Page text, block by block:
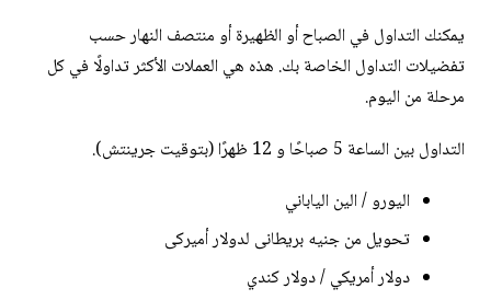
يمكنك التداول في الصباح أو الظهيرة أو منتصف النهار حسب
تفضيلات التداول الخاصة بك. هذه هي العملات الأكثر تداولًا في كل
مرحلة من اليوم.
التداول بين الساعة 5 صباحًا و 12 ظهرًا (بتوقيت جرينتش).
اليورو / الين الياباني
تحويل من جنيه بريطانى لدولار أميركى
دولار أمريكي / دولار كندي